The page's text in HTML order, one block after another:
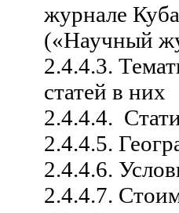
журнале
(«Научный
2.4.4.3.
статей в них
2.4.4.4.
2.4.4.5.
2.4.4.6.
2.4.4.7.